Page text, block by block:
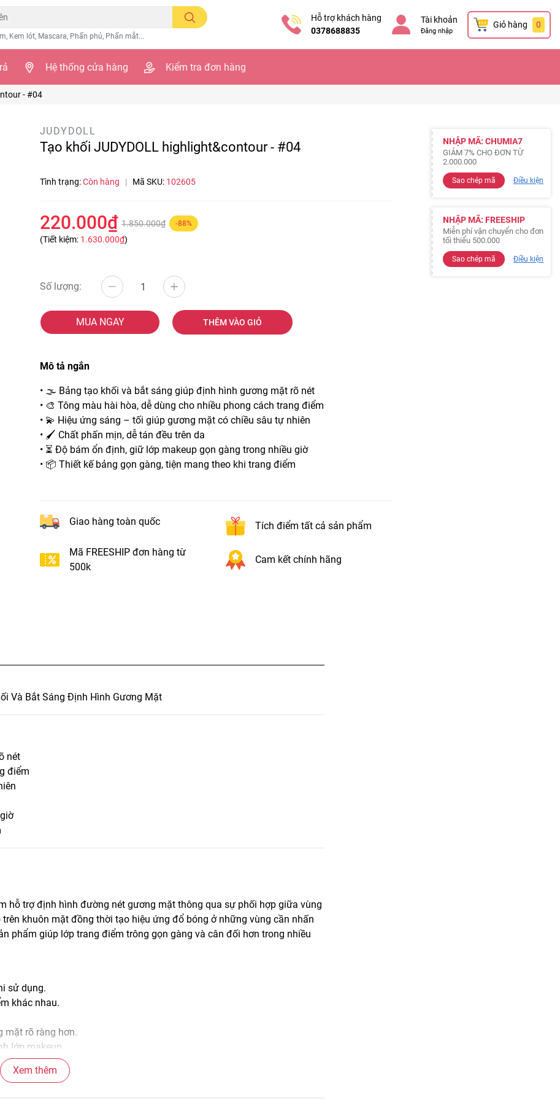
Kem lót, Mascara, Phấn phủ, Phấn mắt...
Hỗ trợ khách hàng
0378688835
Tài khoản
Đăng nhập
Giỏ hàng 0
Hệ thống cửa hàng Kiểm tra đơn hàng
- #04
JUDYDOLL
Tạo khối JUDYDOLL highlight&contour - #04
Tình trạng:Còn hàng | Mã SKU: 102605
220.000₫ 1.850.000₫ -88%
(Tiết kiệm: 1.630.000₫)
Số lượng:
MUA NGAY THÊM VÀO GIỎ
Mô tả ngắn
• 🌫️ Bảng tạo khối và bắt sáng giúp định hình gương mặt rõ nét
• 🎨 Tông màu hài hòa, dễ dùng cho nhiều phong cách trang điểm
• 💫 Hiệu ứng sáng – tối giúp gương mặt có chiều sâu tự nhiên
• 🖌️ Chất phấn mịn, dễ tán đều trên da
• ⏳ Độ bám ổn định, giữ lớp makeup gọn gàng trong nhiều giờ
• 📦 Thiết kế bảng gọn gàng, tiện mang theo khi trang điểm
Giao hàng toàn quốc Tích điểm tất cả sản phẩm
Mã FREESHIP đơn hàng từ
500k
Cam kết chính hãng
NHẬP MÃ: CHUMIA7
GIẢM 7% CHO ĐƠN TỪ
2.000.000
Sao chép mã Điều kiện
NHẬP MÃ: FREESHIP
Miễn phí vận chuyển cho đơn
tối thiểu 500.000
Sao chép mã Điều kiện
Và Bắt Sáng Định Hình Gương Mặt
nét
điểm
hỗ trợ định hình đường nét gương mặt thông qua sự phối hợp giữa vùng
khuôn mặt đồng thời tạo hiệu ứng đổ bóng ở những vùng cần nhấn
phẩm giúp lớp trang điểm trông gọn gàng và cân đối hơn trong nhiều
sử dụng.
khác nhau.
mặt rõ ràng hơn.
lớp makeup.
Xem thêm